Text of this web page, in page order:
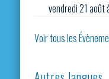
vendredi 21 août
Voir tous les